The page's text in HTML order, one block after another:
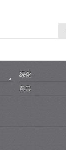
緑化
農業